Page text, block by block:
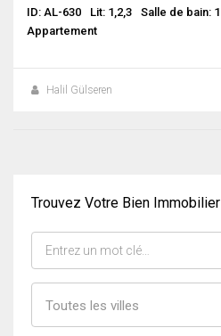
ID: AL-630 Lit: 1,2,3 Salle de bain: 1
Appartement
Halil Gülseren
Trouvez Votre Bien Immobilier
Toutes les villes